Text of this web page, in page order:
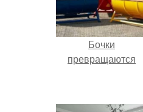
Бочки
превращаются